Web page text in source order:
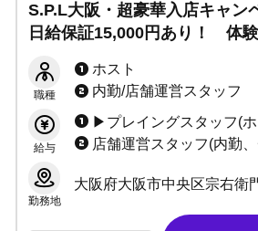
S.P.L大阪・超豪華入店キャン
日給保証15,000円あり！ 体
職種
ホスト
内勤/店舗運営スタッフ
給与
▶プレイングスタッフ(ホスト) 日給10,000円 ＋総売計最大50%バック〜 ＋高額ボトル買取制度 ＋永久的な
店舗運営スタッフ(内勤、チーフ、ウェイター) 日給10,000円 ＋店舗売上バック ＋永久的なリファーラル手当
勤務地